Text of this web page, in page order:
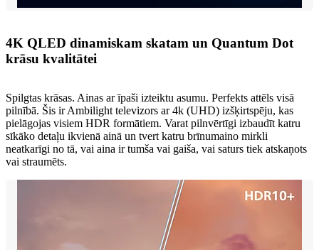
4K QLED dinamiskam skatam un Quantum Dot
krāsu kvalitātei
Spilgtas krāsas. Ainas ar īpaši izteiktu asumu. Perfekts attēls visā
pilnībā. Šis ir Ambilight televizors ar 4k (UHD) izšķirtspēju, kas
pielāgojas visiem HDR formātiem. Varat pilnvērtīgi izbaudīt katru
sīkāko detaļu ikvienā ainā un tvert katru brīnumaino mirkli
neatkarīgi no tā, vai aina ir tumša vai gaiša, vai saturs tiek atskaņots
vai straumēts.